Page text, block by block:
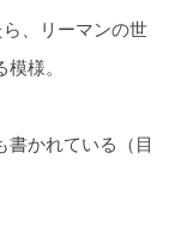
、リーマンの世
様。
書かれている（目